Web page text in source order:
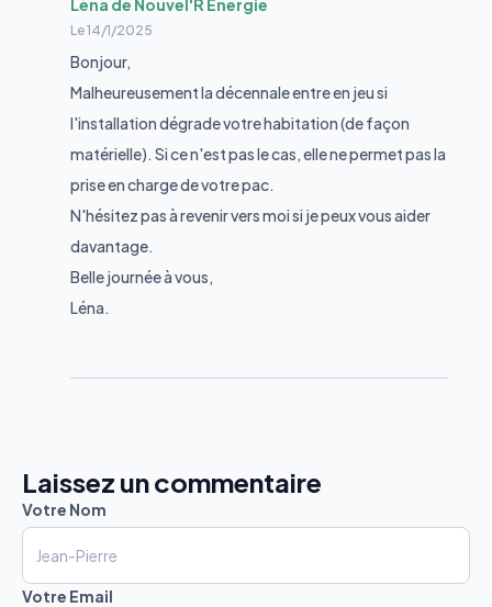
Léna de Nouvel'R Énergie
Le14/1/2025
Bonjour,
Malheureusement la décennale entre en jeu si
l'installation dégrade votre habitation (de façon
matérielle). Si ce n'est pas le cas, elle ne permet pas la
prise en charge de votre pac.
N'hésitez pas à revenir vers moi si je peux vous aider
davantage.
Belle journée à vous,
Léna.
Laissez un commentaire
Votre Nom
Votre Email